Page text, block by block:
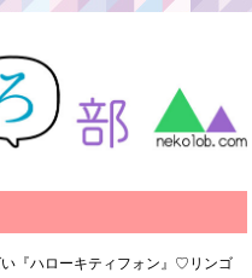
『ハローキティフォン』♡リンゴ